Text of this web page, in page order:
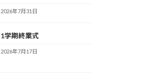
2026年7月31日
1学期終業式
2026年7月17日